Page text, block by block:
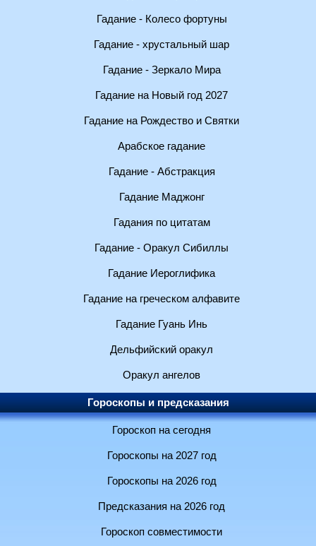
Гадание - Колесо фортуны
Гадание - хрустальный шар
Гадание - Зеркало Мира
Гадание на Новый год 2027
Гадание на Рождество и Святки
Арабское гадание
Гадание - Абстракция
Гадание Маджонг
Гадания по цитатам
Гадание - Оракул Сибиллы
Гадание Иероглифика
Гадание на греческом алфавите
Гадание Гуань Инь
Дельфийский оракул
Оракул ангелов
Гороскопы и предсказания
Гороскоп на сегодня
Гороскопы на 2027 год
Гороскопы на 2026 год
Предсказания на 2026 год
Гороскоп совместимости